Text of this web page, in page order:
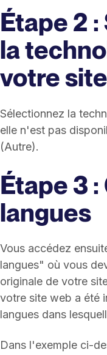
Étape 2
la
votre
Sélectionnez la
elle n'est pas
(Autre).
Étape 3
langues
Vous accédez
langues" où vous
originale de votre
votre site web a été
langues dans
Dans l'exemple ci-